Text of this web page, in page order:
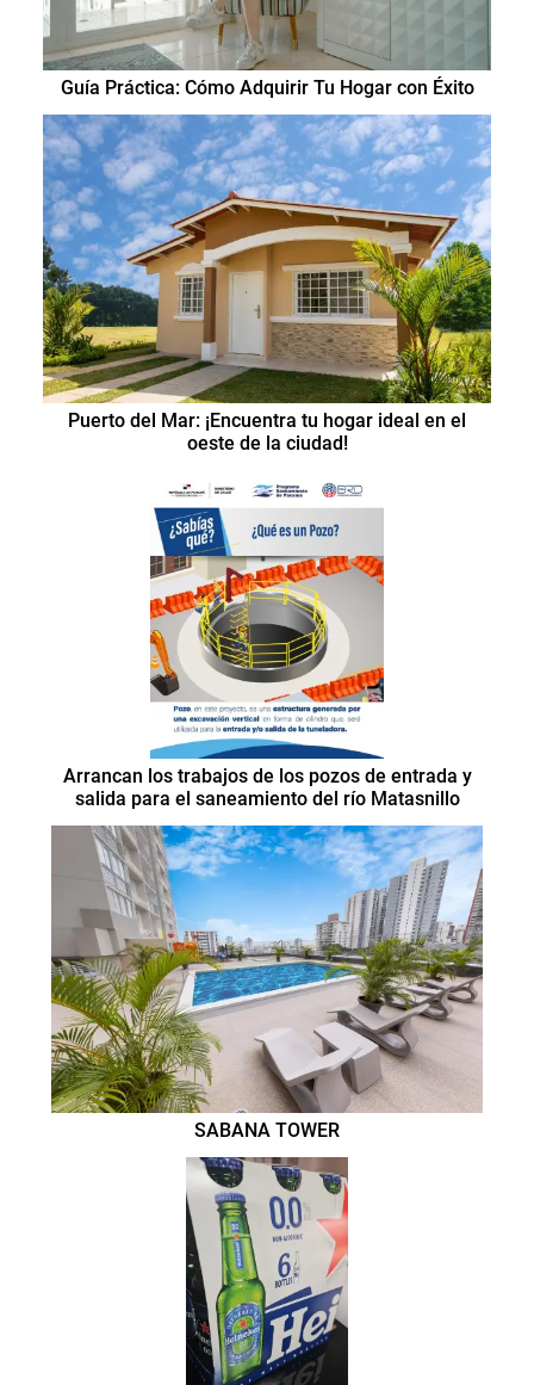
Guía Práctica: Cómo Adquirir Tu Hogar con Éxito
Puerto del Mar: ¡Encuentra tu hogar ideal en el
oeste de la ciudad!
Arrancan los trabajos de los pozos de entrada y
salida para el saneamiento del río Matasnillo
SABANA TOWER